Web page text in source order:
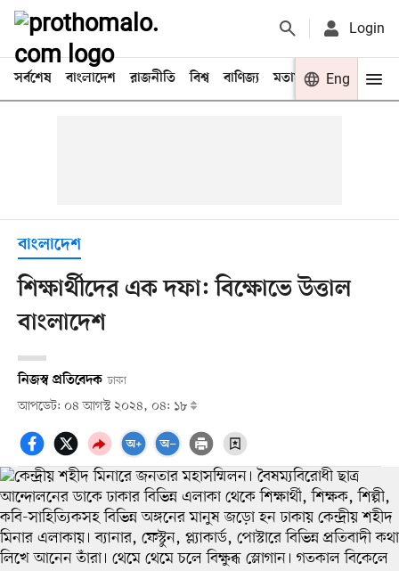
Login
সর্বশেষ বাংলাদেশ রাজনীতি বিশ্ব বাণিজ্য মতামত খেলা
Eng
বাংলাদেশ
শিক্ষার্থীদের এক দফা: বিক্ষোভে উত্তাল
বাংলাদেশ
নিজস্ব প্রতিবেদক ঢাকা
আপডেট: ০৪ আগস্ট ২০২৪, ০৪: ১৮